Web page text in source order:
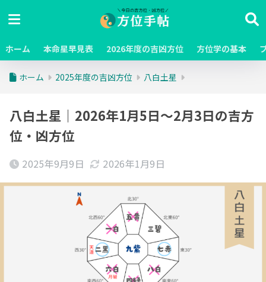
ホーム 本命星早見表 2026年度の吉凶方位 方位学の基本
ホーム 2025年度の吉凶方位 八白土星
八白土星｜2026年1月5日～2月3日の吉方
位・凶方位
2025年9月9日 2026年1月9日